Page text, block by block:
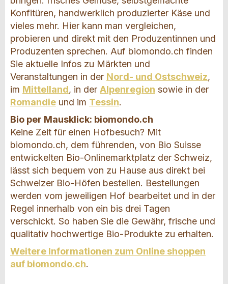
Konfitüren, handwerklich produzierter Käse und
vieles mehr. Hier kann man vergleichen,
probieren und direkt mit den Produzentinnen und
Produzenten sprechen. Auf biomondo.ch finden
Sie aktuelle Infos zu Märkten und
Veranstaltungen in der Nord- und Ostschweiz,
im Mittelland, in der Alpenregion sowie in der
Romandie und im Tessin.
Bio per Mausklick: biomondo.ch
Keine Zeit für einen Hofbesuch? Mit
biomondo.ch, dem führenden, von Bio Suisse
entwickelten Bio-Onlinemarktplatz der Schweiz,
lässt sich bequem von zu Hause aus direkt bei
Schweizer Bio-Höfen bestellen. Bestellungen
werden vom jeweiligen Hof bearbeitet und in der
Regel innerhalb von ein bis drei Tagen
verschickt. So haben Sie die Gewähr, frische und
qualitativ hochwertige Bio-Produkte zu erhalten.
Weitere Informationen zum Online shoppen
auf biomondo.ch.